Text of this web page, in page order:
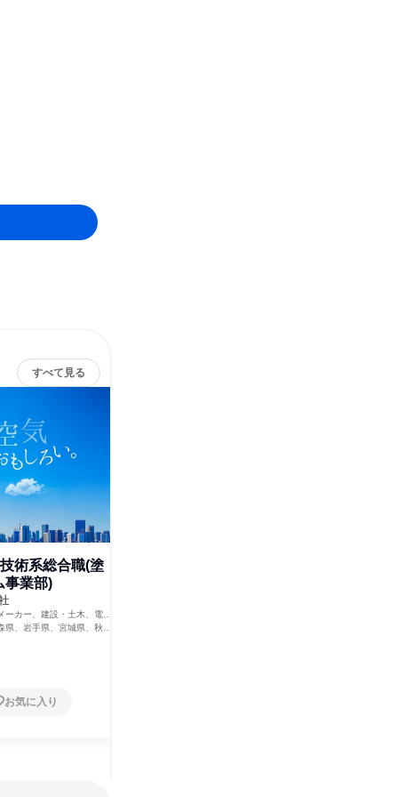
すべて見る
術系総合職(塗
事業部)
ーカー、建設・土木、電
エネルギー
県、岩手県、宮城県、秋田
島根県、岡山県、広島県、
お気に入り